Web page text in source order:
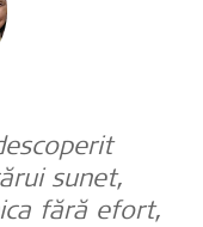
sunet,
fără efort,